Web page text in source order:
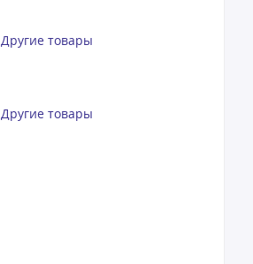
Другие товары
Другие товары